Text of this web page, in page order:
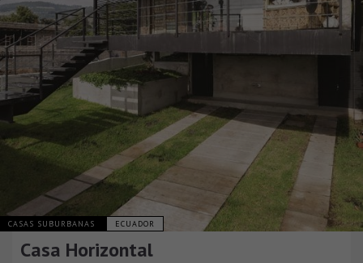
CASAS SUBURBANAS ECUADOR
Casa Horizontal